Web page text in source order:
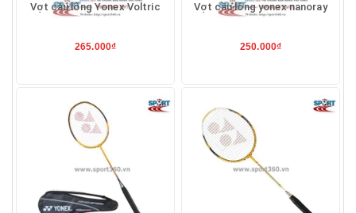
Vợt cầu lông Yonex Voltric
265.000₫
Vợt cầu lông yonex nanoray
250.000₫